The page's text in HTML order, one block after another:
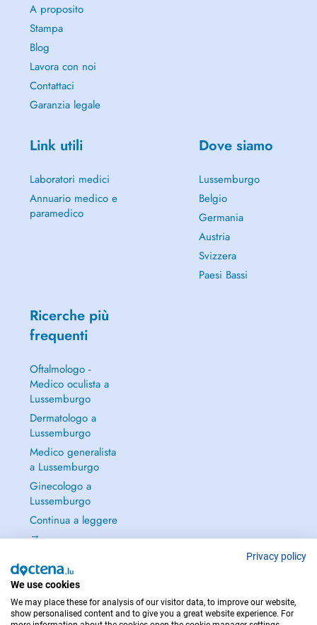
A proposito
Stampa
Blog
Lavora con noi
Contattaci
Garanzia legale
Link utili
Laboratori medici
Annuario medico e
paramedico
Dove siamo
Lussemburgo
Belgio
Germania
Austria
Svizzera
Paesi Bassi
Ricerche più
frequenti
Oftalmologo -
Medico oculista a
Lussemburgo
Dermatologo a
Lussemburgo
Medico generalista
a Lussemburgo
Ginecologo a
Lussemburgo
Continua a leggere
→
PER LE URGENZE, CONSULTARE : 112
Privacy policy
We use cookies
We may place these for analysis of our visitor data, to improve our website,
show personalised content and to give you a great website experience. For